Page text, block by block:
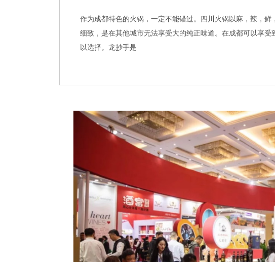
作为成都特色的火锅，一定不能错过。四川火锅以麻，辣，
细致，是在其他城市无法享受大的纯正味道。在成都可以享
以选择。龙抄手是